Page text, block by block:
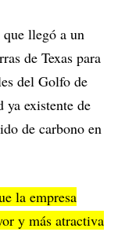
llegó a un
de Texas para
del Golfo de
ya existente de
de carbono en
la empresa
y más atractiva